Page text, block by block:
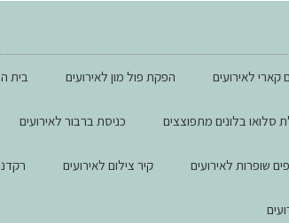
קארי לאירועים הפקת פול מון לאירועים בית
סלואו בלונים מתפוצצים כניסת ברבור לאירועים
שופרות לאירועים קיר צילום לאירועים